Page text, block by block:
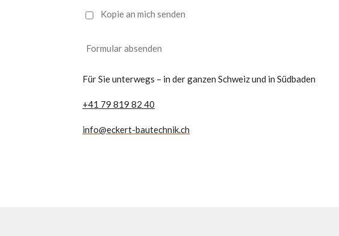
Kopie an mich senden
Formular absenden
Für Sie unterwegs – in der ganzen Schweiz und in Südbaden
+41 79 819 82 40
info@eckert-bautechnik.ch